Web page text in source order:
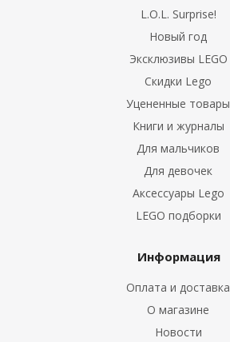
L.O.L. Surprise!
Новый год
Эксклюзивы LEGO
Скидки Lego
Уцененные товары
Книги и журналы
Для мальчиков
Для девочек
Аксессуары Lego
LEGO подборки
Информация
Оплата и доставка
О магазине
Новости